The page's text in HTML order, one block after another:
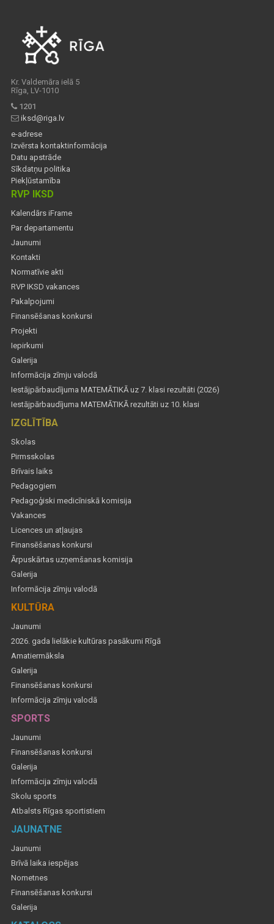
Kr. Valdemāra ielā 5
Rīga, LV-1010
1201
iksd@riga.lv
e-adrese
Izvērsta kontaktinformācija
Datu apstrāde
Sīkdatņu politika
Piekļūstamība
RVP IKSD
Kalendārs iFrame
Par departamentu
Jaunumi
Kontakti
Normatīvie akti
RVP IKSD vakances
Pakalpojumi
Finansēšanas konkursi
Projekti
Iepirkumi
Galerija
Informācija zīmju valodā
Iestājpārbaudījuma MATEMĀTIKĀ uz 7. klasi rezultāti (2026)
Iestājpārbaudījuma MATEMĀTIKĀ rezultāti uz 10. klasi
IZGLĪTĪBA
Skolas
Pirmsskolas
Brīvais laiks
Pedagogiem
Pedagoģiski medicīniskā komisija
Vakances
Licences un atļaujas
Finansēšanas konkursi
Ārpuskārtas uzņemšanas komisija
Galerija
Informācija zīmju valodā
KULTŪRA
Jaunumi
2026. gada lielākie kultūras pasākumi Rīgā
Amatiermāksla
Galerija
Finansēšanas konkursi
Informācija zīmju valodā
SPORTS
Jaunumi
Finansēšanas konkursi
Galerija
Informācija zīmju valodā
Skolu sports
Atbalsts Rīgas sportistiem
JAUNATNE
Jaunumi
Brīvā laika iespējas
Nometnes
Finansēšanas konkursi
Galerija